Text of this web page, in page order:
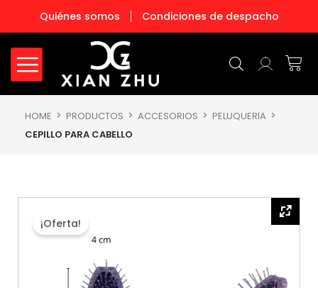
contenido
Quiénes somos Condiciones de despacho
HOME PRODUCTOS ACCESORIOS
PELUQUERIA
CEPILLO PARA CABELLO
¡Oferta!